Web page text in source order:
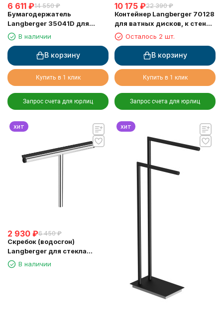
6 611 ₽14 550 ₽
Бумагодержатель
Langberger 35041D для
туалетной бумаги с
прорезиненной полкой хром
В наличии
В корзину
Купить в 1 клик
Запрос счета для юрлиц
10 175 ₽22 390 ₽
Контейнер Langberger 70128
для ватных дисков, к стене,
хромОсталось 2 шт.
В корзину
Купить в 1 клик
Запрос счета для юрлиц
хит
2 930 ₽6 450 ₽
Скребок (водосгон)
Langberger для стекла
зеркала хром (74183)
В наличии
хит